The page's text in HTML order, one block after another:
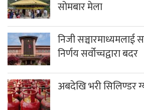
सोमबार मेला
निजी सञ्चारमाध्यमलाई
निर्णय सर्वोच्चद्वारा बदर
अबदेखि भरी सिलिण्डर